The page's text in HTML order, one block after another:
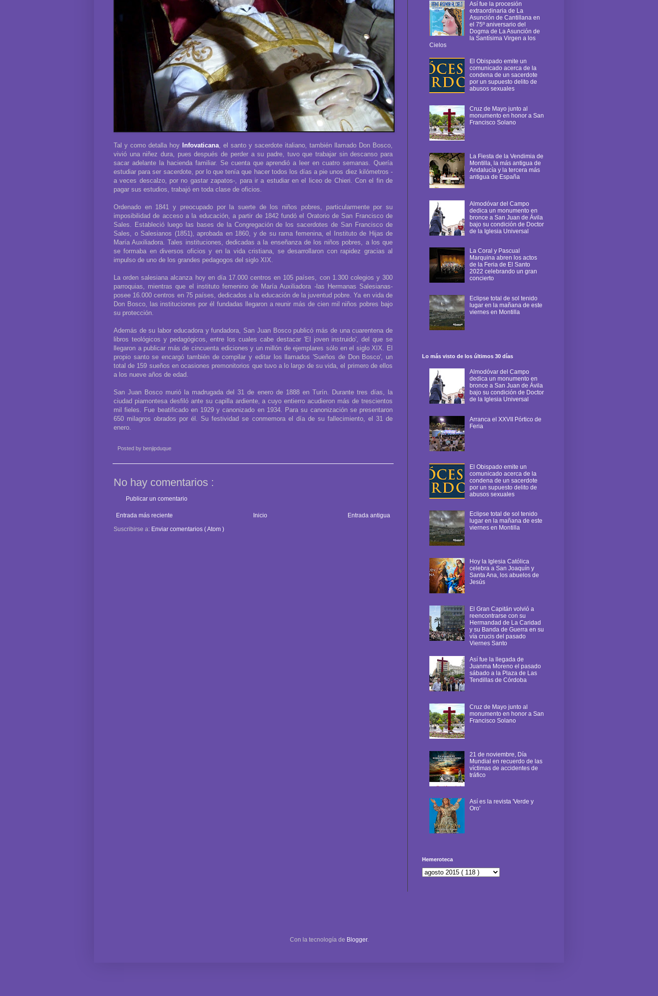
Tal y como detalla hoy Infovaticana , el santo y sacerdote italiano, también llamado Don Bosco,
vivió una niñez dura, pues después de perder a su padre, tuvo que trabajar sin descanso para
sacar adelante la hacienda familiar. Se cuenta que aprendió a leer en cuatro semanas. Quería
estudiar para ser sacerdote, por lo que tenía que hacer todos los días a pie unos diez kilómetros -
a veces descalzo, por no gastar zapatos-, para ir a estudiar en el liceo de Chieri. Con el fin de
pagar sus estudios, trabajó en toda clase de oficios.
Ordenado en 1841 y preocupado por la suerte de los niños pobres, particularmente por su
imposibilidad de acceso a la educación, a partir de 1842 fundó el Oratorio de San Francisco de
Sales. Estableció luego las bases de la Congregación de los sacerdotes de San Francisco de
Sales, o Salesianos (1851), aprobada en 1860, y de su rama femenina, el Instituto de Hijas de
María Auxiliadora. Tales instituciones, dedicadas a la enseñanza de los niños pobres, a los que
se formaba en diversos oficios y en la vida cristiana, se desarrollaron con rapidez gracias al
impulso de uno de los grandes pedagogos del siglo XIX.
La orden salesiana alcanza hoy en día 17.000 centros en 105 países, con 1.300 colegios y 300
parroquias, mientras que el instituto femenino de María Auxiliadora -las Hermanas Salesianas-
posee 16.000 centros en 75 países, dedicados a la educación de la juventud pobre. Ya en vida de
Don Bosco, las instituciones por él fundadas llegaron a reunir más de cien mil niños pobres bajo
su protección.
Además de su labor educadora y fundadora, San Juan Bosco publicó más de una cuarentena de
libros teológicos y pedagógicos, entre los cuales cabe destacar 'El joven instruido', del que se
llegaron a publicar más de cincuenta ediciones y un millón de ejemplares sólo en el siglo XIX. El
propio santo se encargó también de compilar y editar los llamados 'Sueños de Don Bosco', un
total de 159 sueños en ocasiones premonitorios que tuvo a lo largo de su vida, el primero de ellos
a los nueve años de edad.
San Juan Bosco murió la madrugada del 31 de enero de 1888 en Turín. Durante tres días, la
ciudad piamontesa desfiló ante su capilla ardiente, a cuyo entierro acudieron más de trescientos
mil fieles. Fue beatificado en 1929 y canonizado en 1934. Para su canonización se presentaron
650 milagros obrados por él. Su festividad se conmemora el día de su fallecimiento, el 31 de
enero.
Posted by benjipduque
No hay comentarios :
Publicar un comentario
Entrada más reciente Entrada antigua
Inicio
Suscribirse a: Enviar comentarios ( Atom )
Así fue la procesión
extraordinaria de La
Asunción de Cantillana en
el 75º aniversario del
Dogma de La Asunción de
la Santísima Virgen a los
Cielos
El Obispado emite un
comunicado acerca de la
condena de un sacerdote
por un supuesto delito de
abusos sexuales
Cruz de Mayo junto al
monumento en honor a San
Francisco Solano
La Fiesta de la Vendimia de
Montilla, la más antigua de
Andalucía y la tercera más
antigua de España
Almodóvar del Campo
dedica un monumento en
bronce a San Juan de Ávila
bajo su condición de Doctor
de la Iglesia Universal
La Coral y Pascual
Marquina abren los actos
de la Feria de El Santo
2022 celebrando un gran
concierto
Eclipse total de sol tenido
lugar en la mañana de este
viernes en Montilla
Lo más visto de los últimos 30 días
Almodóvar del Campo
dedica un monumento en
bronce a San Juan de Ávila
bajo su condición de Doctor
de la Iglesia Universal
Arranca el XXVII Pórtico de
Feria
El Obispado emite un
comunicado acerca de la
condena de un sacerdote
por un supuesto delito de
abusos sexuales
Eclipse total de sol tenido
lugar en la mañana de este
viernes en Montilla
Hoy la Iglesia Católica
celebra a San Joaquín y
Santa Ana, los abuelos de
Jesús
El Gran Capitán volvió a
reencontrarse con su
Hermandad de La Caridad
y su Banda de Guerra en su
vía crucis del pasado
Viernes Santo
Así fue la llegada de
Juanma Moreno el pasado
sábado a la Plaza de Las
Tendillas de Córdoba
Cruz de Mayo junto al
monumento en honor a San
Francisco Solano
21 de noviembre, Día
Mundial en recuerdo de las
víctimas de accidentes de
tráfico
Así es la revista 'Verde y
Oro'
Hemeroteca
Con la tecnología de Blogger.